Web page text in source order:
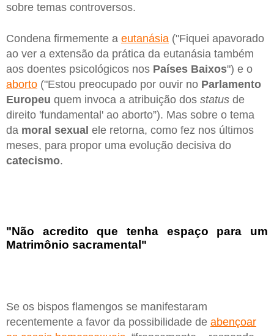
sobre temas controversos.
Condena firmemente a eutanásia ("Fiquei apavorado
ao ver a extensão da prática da eutanásia também
aos doentes psicológicos nos Países Baixos") e o
aborto ("Estou preocupado por ouvir no Parlamento
Europeu quem invoca a atribuição dos status de
direito 'fundamental' ao aborto”). Mas sobre o tema
da moral sexual ele retorna, como fez nos últimos
meses, para propor uma evolução decisiva do
catecismo.
"Não acredito que tenha espaço para um
Matrimônio sacramental"
Se os bispos flamengos se manifestaram
recentemente a favor da possibilidade de abençoar